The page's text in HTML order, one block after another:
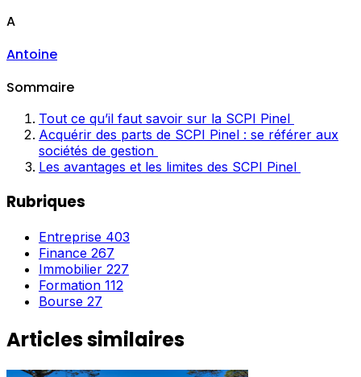
A
Antoine
Sommaire
Tout ce qu’il faut savoir sur la SCPI Pinel
Acquérir des parts de SCPI Pinel : se référer aux
sociétés de gestion
Les avantages et les limites des SCPI Pinel
Rubriques
Entreprise 403
Finance 267
Immobilier 227
Formation 112
Bourse 27
Articles similaires